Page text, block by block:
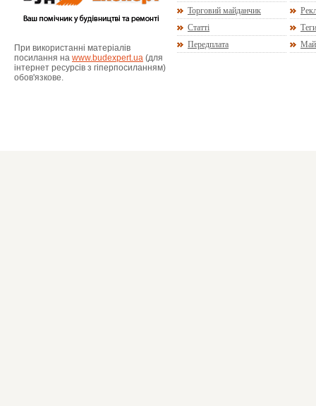
При використанні матеріалів
посилання на www.budexpert.ua (для
інтернет ресурсів з гіперпосиланням)
обов'язкове.
Торговий майданчик
Статті
Теги
Передплата